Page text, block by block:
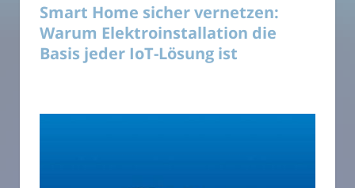
Smart Home sicher vernetzen:
Warum Elektroinstallation die
Basis jeder IoT-Lösung ist